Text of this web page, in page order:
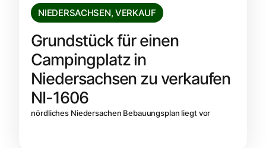
NIEDERSACHSEN, VERKAUF
Grundstück für einen
Campingplatz in
Niedersachsen zu verkaufen
NI-1606
nördliches Niedersachen Bebauungsplan liegt vor